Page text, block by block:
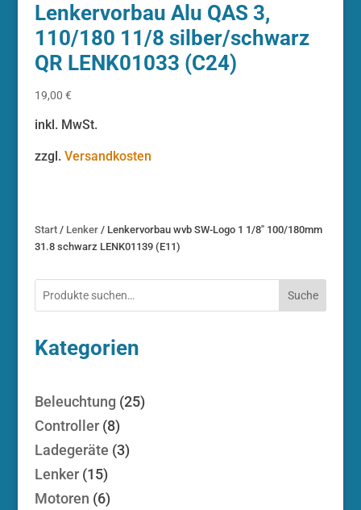
Lenkervorbau Alu QAS 3,
110/180 11/8 silber/schwarz
QR LENK01033 (C24)
19,00 €
inkl. MwSt.
zzgl. Versandkosten
Start/ Lenker/ Lenkervorbau wvb SW-Logo 1 1/8″ 100/180mm
31.8 schwarz LENK01139 (E11)
Suche
Kategorien
Beleuchtung 2525
Controller 88
Produkte
Ladegeräte 33
Lenker 1515
Produkte
Motoren 66